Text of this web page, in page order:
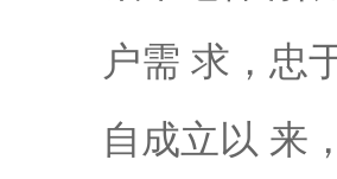
户需 求，忠
自成立以 来